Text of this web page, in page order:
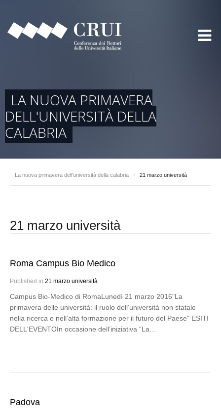
LA NUOVA PRIMAVERA
DELL'UNIVERSITÀ DELLA
CALABRIA
La nuova primavera dell'università della calabria / 21 marzo università
21 marzo università
Roma Campus Bio Medico
Published in 21 marzo università
Campus Bio-Medico di RomaLunedì 21 marzo 2016"La
primavera delle università: il ruolo dell’università non statale
nella ricerca e nell’alta formazione per il futuro del Paese" ESITI
DELL'EVENTOIn occasione dell’iniziativa “La…
Padova